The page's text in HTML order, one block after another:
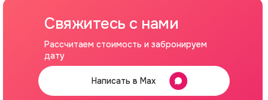
Свяжитесь с нами
Рассчитаем стоимость и забронируем
дату
Написать в Max